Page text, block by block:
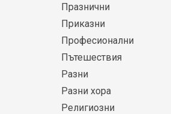
Празнични
Приказни
Професионални
Пътешествия
Разни
Разни хора
Религиозни